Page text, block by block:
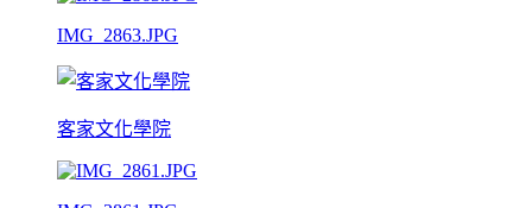
IMG_2863.JPG
客家文化學院